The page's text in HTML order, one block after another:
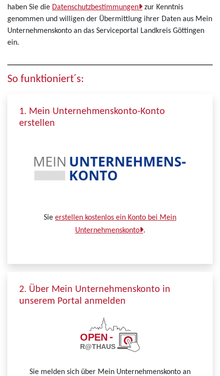
haben Sie die Datenschutzbestimmungen
zur Kenntnis
genommen und willigen der Übermittlung ihrer Daten aus Mein
Unternehmenskonto an das Serviceportal Landkreis Göttingen
ein.
So funktioniert´s:
1. Mein Unternehmenskonto-Konto
erstellen
Sie erstellen kostenlos ein Konto bei Mein
Unternehmenskonto .
2. Über Mein Unternehmenskonto in
unserem Portal anmelden
Sie melden sich über Mein Unternehmenskonto an